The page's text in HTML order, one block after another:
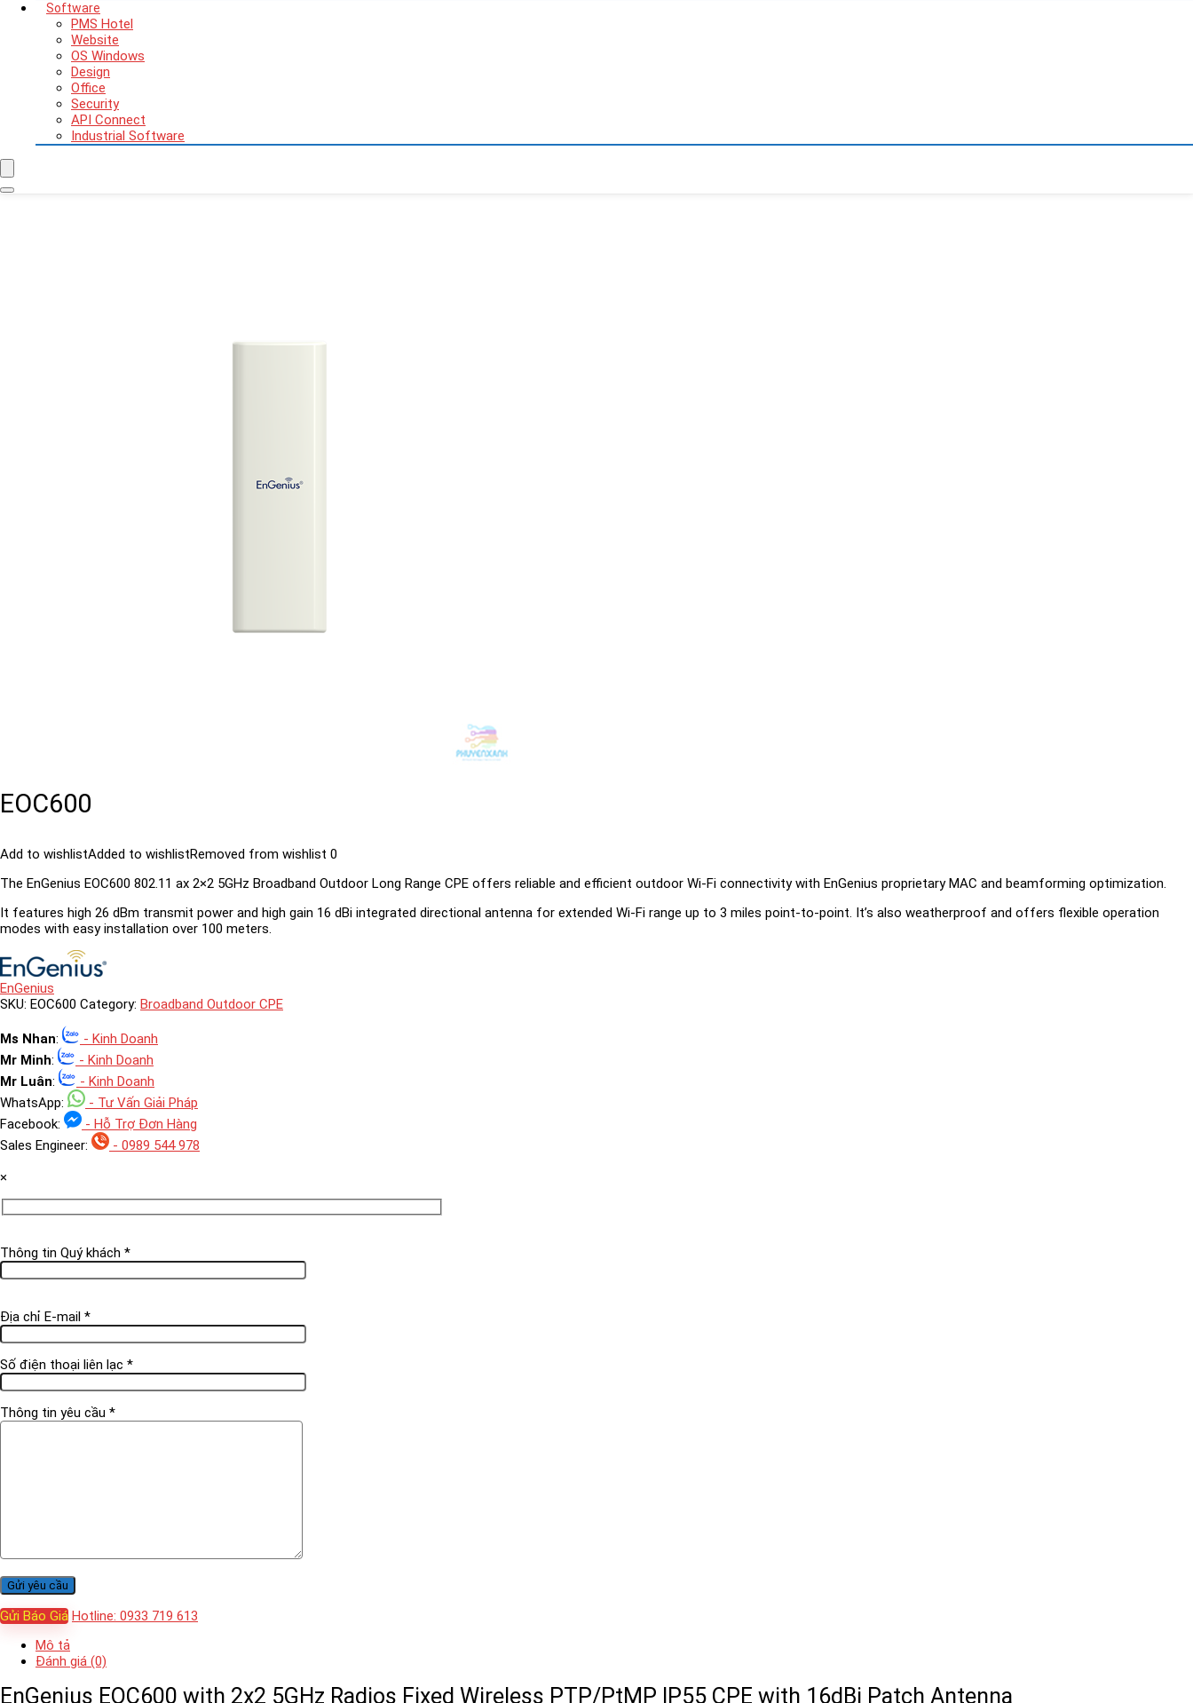
Software
PMS Hotel
Website
OS Windows
Design
Office
Security
API Connect
Industrial Software
EOC600
Add to wishlistAdded to wishlistRemoved from wishlist 0
The EnGenius EOC600 802.11 ax 2×2 5GHz Broadband Outdoor Long Range CPE offers reliable and efficient outdoor Wi-Fi connectivity with EnGenius proprietary MAC and beamforming optimization.
It features high 26 dBm transmit power and high gain 16 dBi integrated directional antenna for extended Wi-Fi range up to 3 miles point-to-point. It’s also weatherproof and offers flexible operation
modes with easy installation over 100 meters.
EnGenius
SKU: EOC600 Category: Broadband Outdoor CPE
Ms Nhan:
- Kinh Doanh
Mr Minh:
- Kinh Doanh
Mr Luân:
- Kinh Doanh
WhatsApp:
- Tư Vấn Giải Pháp
Facebook:
- Hỗ Trợ Đơn Hàng
Sales Engineer:
- 0989 544 978
×
Thông tin Quý khách *
Địa chỉ E-mail *
Số điện thoại liên lạc *
Thông tin yêu cầu *
Gửi Báo Giá Hotline: 0933 719 613
Mô tả
Đánh giá (0)
EnGenius EOC600 with 2x2 5GHz Radios Fixed Wireless PTP/PtMP IP55 CPE with 16dBi Patch Antenna